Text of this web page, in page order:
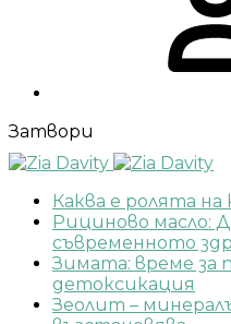
Затвори
Каква е ролята
Рициново масло:
съвременното
Зимата: време за
детоксикация
Зеолит –